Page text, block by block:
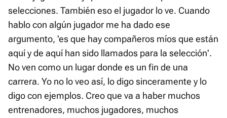
selecciones. También eso el jugador lo ve. Cuando
hablo con algún jugador me ha dado ese
argumento, 'es que hay compañeros míos que están
aquí y de aquí han sido llamados para la selección'.
No ven como un lugar donde es un fin de una
carrera. Yo no lo veo así, lo digo sinceramente y lo
digo con ejemplos. Creo que va a haber muchos
entrenadores, muchos jugadores, muchos